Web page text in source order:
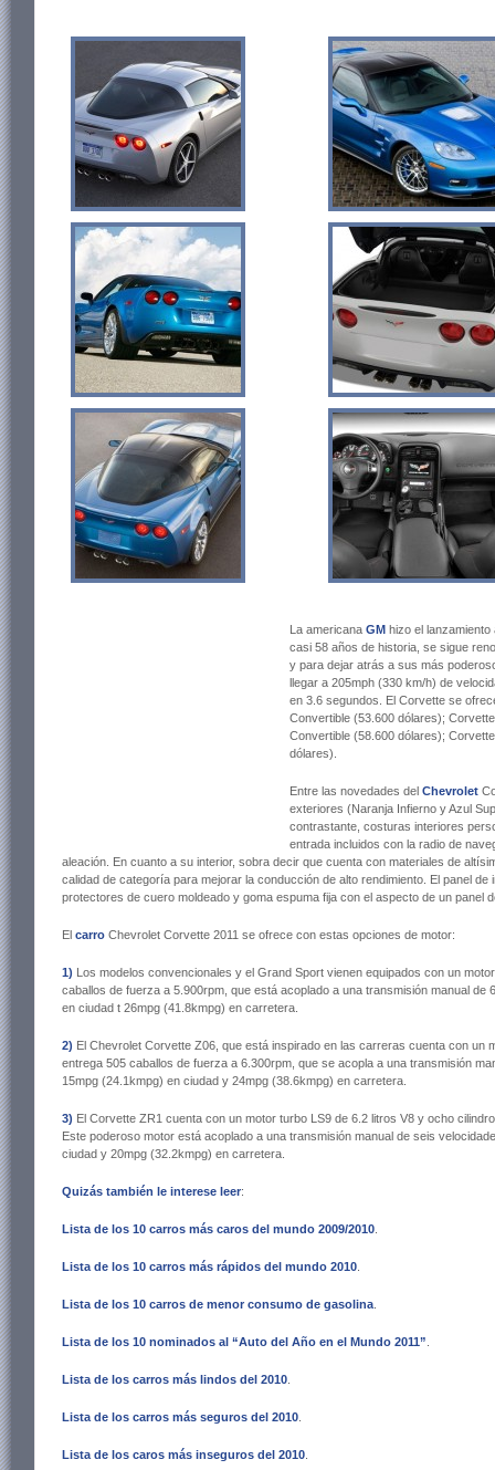
La americana GM hizo el
casi 58 años de historia, se sigue
y para dejar atrás a sus más
llegar a 205mph (330 km/h) de
en 3.6 segundos. El Corvette se
Convertible (53.600 dólares);
Convertible (58.600 dólares);
dólares).
Entre las novedades del Chevrolet
exteriores (Naranja Infierno y Azul
contrastante, costuras interiores
entrada incluidos con la radio de
aleación. En cuanto a su interior, sobra decir que cuenta con materiales de
calidad de categoría para mejorar la conducción de alto rendimiento. El panel
protectores de cuero moldeado y goma espuma fija con el aspecto de un panel
El carro Chevrolet Corvette 2011 se ofrece con estas opciones de motor:
1) Los modelos convencionales y el Grand Sport vienen equipados con un
caballos de fuerza a 5.900rpm, que está acoplado a una transmisión manual
en ciudad t 26mpg (41.8kmpg) en carretera.
2) El Chevrolet Corvette Z06, que está inspirado en las carreras cuenta con un
entrega 505 caballos de fuerza a 6.300rpm, que se acopla a una transmisión
15mpg (24.1kmpg) en ciudad y 24mpg (38.6kmpg) en carretera.
3) El Corvette ZR1 cuenta con un motor turbo LS9 de 6.2 litros V8 y ocho
Este poderoso motor está acoplado a una transmisión manual de seis
ciudad y 20mpg (32.2kmpg) en carretera.
Quizás también le interese leer:
Lista de los 10 carros más caros del mundo 2009/2010
Lista de los 10 carros más rápidos del mundo 2010
Lista de los 10 carros de menor consumo de gasolina
Lista de los 10 nominados al “Auto del Año en el Mundo 2011”
Lista de los carros más lindos del 2010
Lista de los carros más seguros del 2010
Lista de los caros más inseguros del 2010